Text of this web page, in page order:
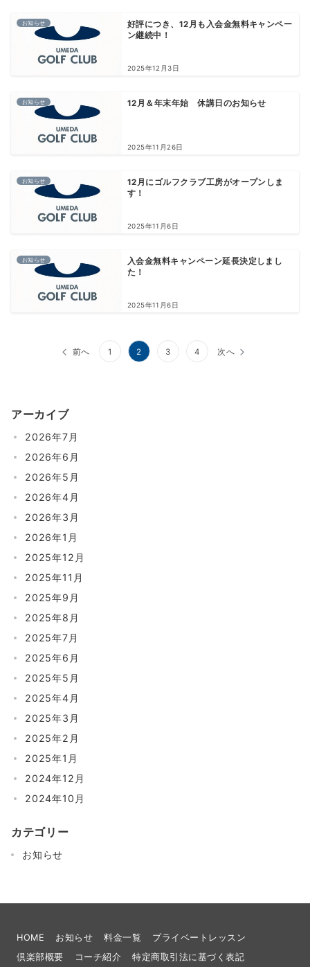
お知らせ
好評につき、12月も入会金無料キャンペー
ン継続中！
2025年12月3日
お知らせ 12月＆年末年始 休講日のお知らせ
2025年11月26日
お知らせ
12月にゴルフクラブ工房がオープンしま
す！
2025年11月6日
お知らせ
入会金無料キャンペーン延長決定しまし
た！
2025年11月6日
ペ
ー
ジ
送
り
前へ 1 2 3 4 次へ
アーカイブ
2026年7月
2026年6月
2026年5月
2026年4月
2026年3月
2026年1月
2025年12月
2025年11月
2025年9月
2025年8月
2025年7月
2025年6月
2025年5月
2025年4月
2025年3月
2025年2月
2025年1月
2024年12月
2024年10月
カテゴリー
お知らせ
HOME お知らせ 料金一覧
プライベートレッスン
倶楽部概要
コーチ紹介 ​特定商取引法に基づく表記